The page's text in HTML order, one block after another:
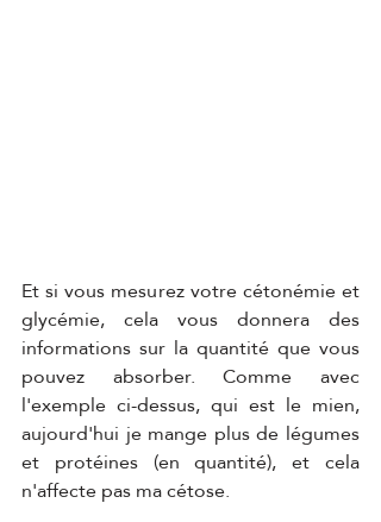
Et si vous mesurez votre cétonémie et
glycémie, cela vous donnera des
informations sur la quantité que vous
pouvez absorber. Comme avec
l'exemple ci-dessus, qui est le mien,
aujourd'hui je mange plus de légumes
et protéines (en quantité), et cela
n'affecte pas ma cétose.